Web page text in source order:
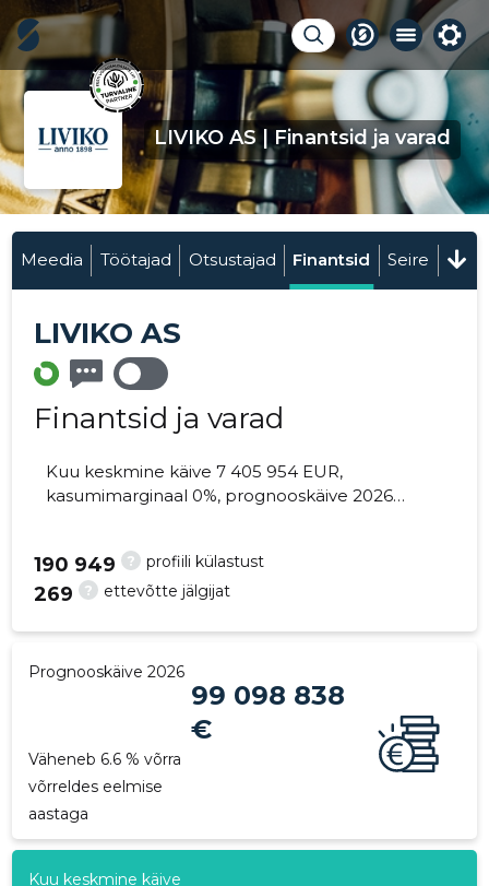
LIVIKO AS | Finantsid ja varad
Meedia Töötajad Otsustajad Finantsid Seire
LIVIKO AS
Finantsid ja varad
Kuu keskmine käive 7 405 954 EUR,
kasumimarginaal 0%, prognooskäive 2026
? profiili külastust
190 949
? ettevõtte jälgijat
269
Prognooskäive 2026
99 098 838
€
Väheneb 6.6 % võrra
võrreldes eelmise
aastaga
Kuu keskmine käive